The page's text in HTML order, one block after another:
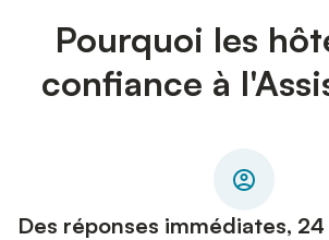
Pourquoi les
confiance à
Des réponses immédiates,